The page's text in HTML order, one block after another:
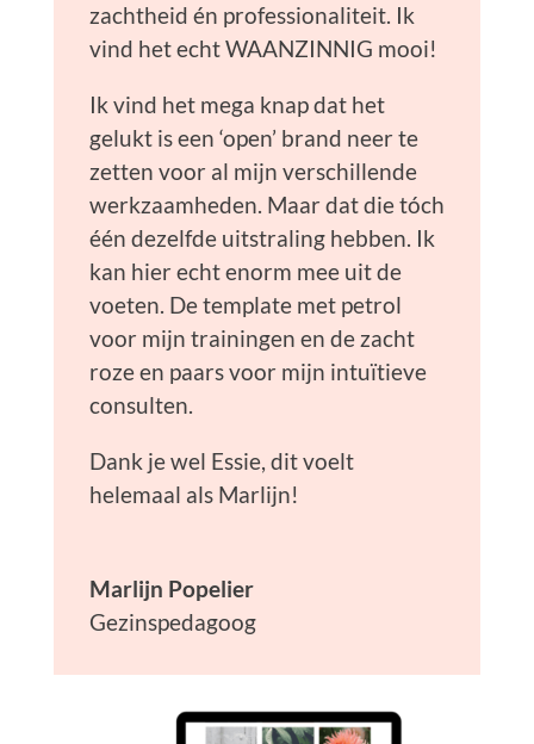
zachtheid én professionaliteit. Ik
vind het echt WAANZINNIG mooi!
Ik vind het mega knap dat het
gelukt is een ‘open’ brand neer te
zetten voor al mijn verschillende
werkzaamheden. Maar dat die tóch
één dezelfde uitstraling hebben. Ik
kan hier echt enorm mee uit de
voeten. De template met petrol
voor mijn trainingen en de zacht
roze en paars voor mijn intuïtieve
consulten.
Dank je wel Essie, dit voelt
helemaal als Marlijn!
Marlijn Popelier
Gezinspedagoog